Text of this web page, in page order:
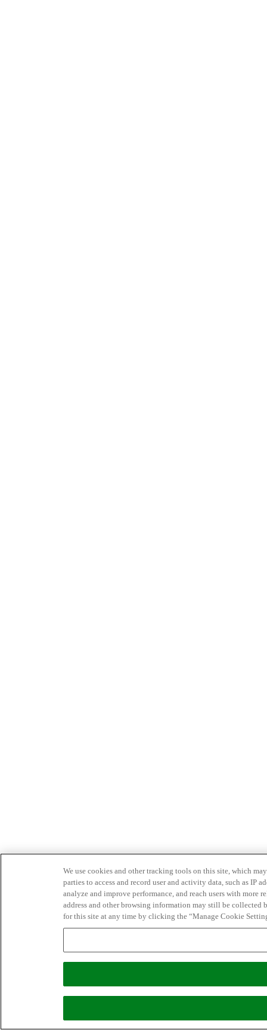
We use cookies and other tracking tools on this site, which
parties to access and record user and activity data, such as IP
analyze and improve performance, and reach users with
address and other browsing information may still be collected
for this site at any time by clicking the “Manage Cookie